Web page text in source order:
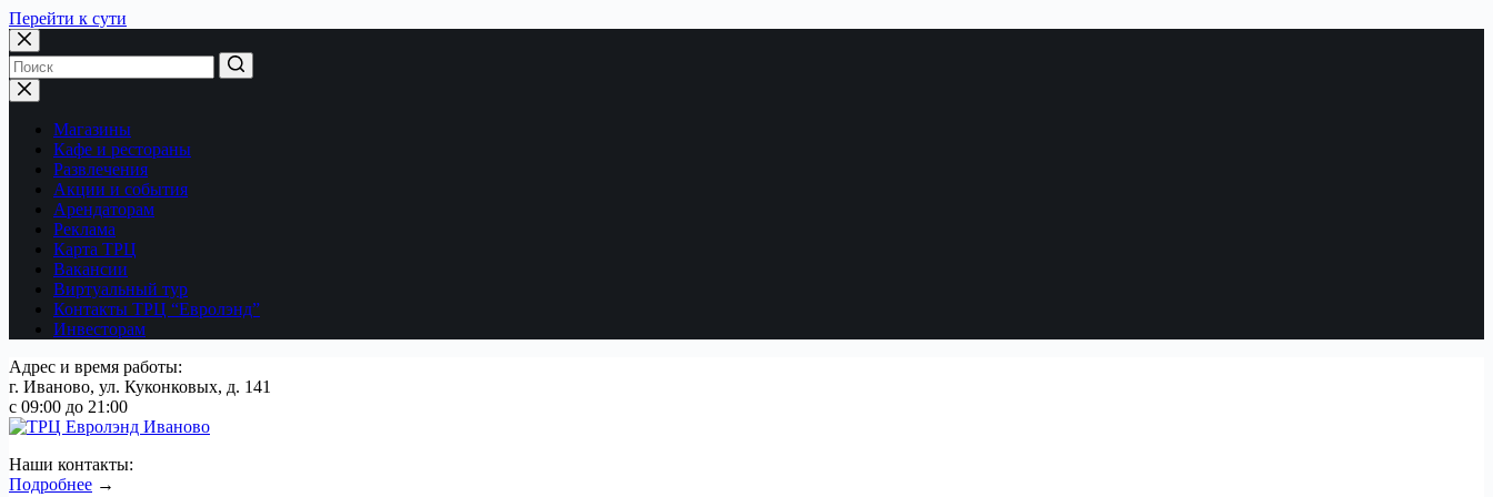
Перейти к сути
Магазины
Кафе и рестораны
Развлечения
Акции и события
Арендаторам
Реклама
Карта ТРЦ
Вакансии
Виртуальный тур
Контакты ТРЦ “Евролэнд”
Инвесторам
Адрес и время работы:
г. Иваново, ул. Куконковых, д. 141
с 09:00 до 21:00
Наши контакты:
Подробнее →